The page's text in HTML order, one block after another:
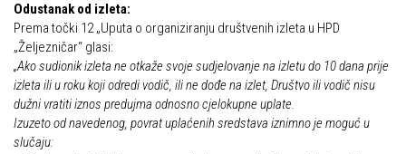
Odustanak od izleta:
Prema točki 12 „Uputa o organiziranju društvenih izleta u HPD
„Željezničar“ glasi:
„Ako sudionik izleta ne otkaže svoje sudjelovanje na izletu do 10 dana prije
izleta ili u roku koji odredi vodič, ili ne dođe na izlet, Društvo ili vodič nisu
dužni vratiti iznos predujma odnosno cjelokupne uplate.
Izuzeto od navedenog, povrat uplaćenih sredstava iznimno je moguć u
slučaju: